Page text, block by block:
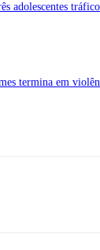
adolescentes
termina em